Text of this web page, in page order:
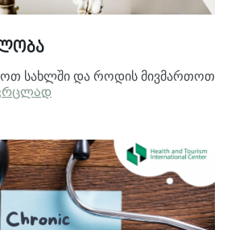
სახლში და როდის მივმართოთ